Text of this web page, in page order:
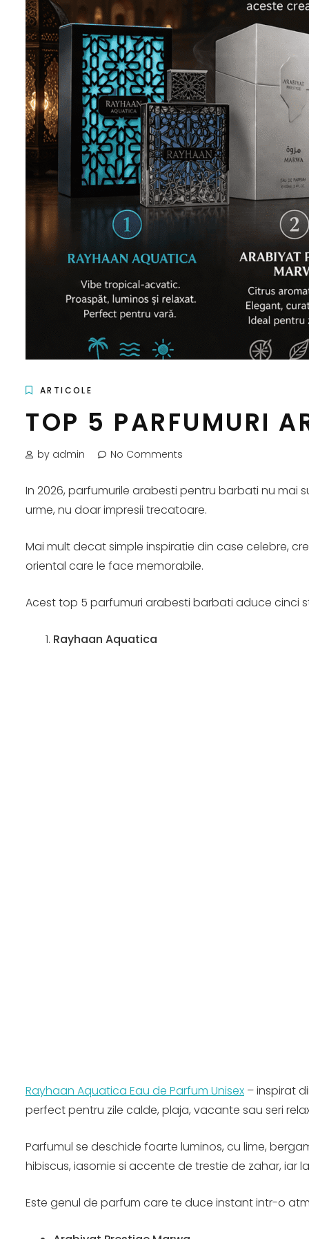
ARTICOLE
TOP 5 PARFUMURI
by admin No Comments
In 2026, parfumurile arabesti pentru barbati nu mai
urme, nu doar impresii trecatoare.
Mai mult decat simple inspiratie din case celebre,
oriental care le face memorabile.
Acest top 5 parfumuri arabesti barbati aduce cinci
Rayhaan Aquatica
Rayhaan Aquatica Eau de Parfum Unisex – inspirat
perfect pentru zile calde, plaja, vacante sau seri
Parfumul se deschide foarte luminos, cu lime,
hibiscus, iasomie si accente de trestie de zahar, iar
Este genul de parfum care te duce instant intr-o